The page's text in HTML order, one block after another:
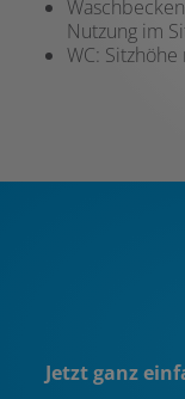
Nutzung im
WC:
Jetzt ganz